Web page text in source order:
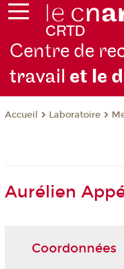
Centre de
travailet le
Accueil Laboratoire
Aurélien
Coordonnées